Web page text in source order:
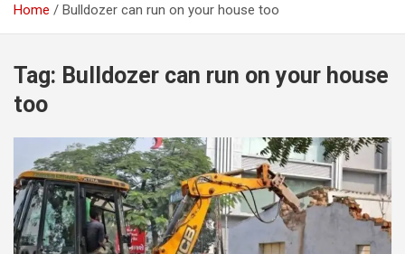
Home Bulldozer can run on your house too
Tag: Bulldozer can run on your house
too